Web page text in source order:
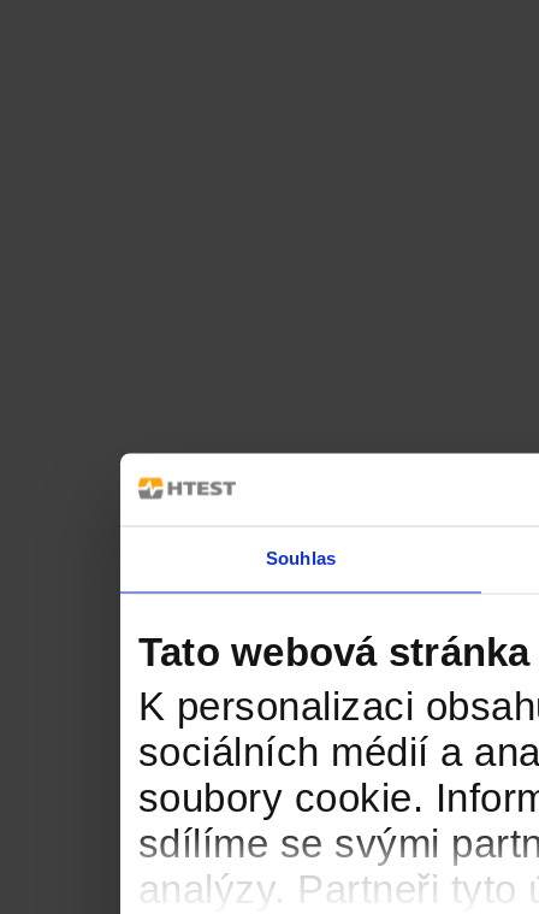
Souhlas
Tato webová
K personalizaci
sociálních médií a
soubory cookie.
sdílíme se svými
analýzy. Partneři tyto